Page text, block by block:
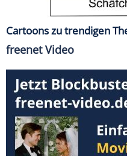
Cartoons zu trendigen
freenet Video